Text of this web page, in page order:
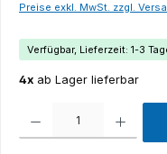
Preise exkl. MwSt. zzgl.
Verfügbar, Lieferzeit: 1-3
4x ab Lager lieferbar